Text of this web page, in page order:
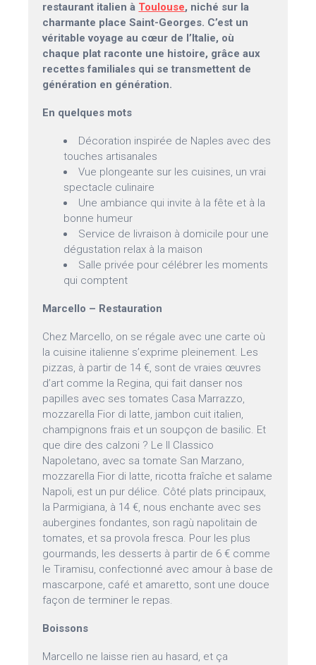
restaurant italien à Toulouse, niché sur la
charmante place Saint-Georges. C’est un
véritable voyage au cœur de l’Italie, où
chaque plat raconte une histoire, grâce aux
recettes familiales qui se transmettent de
génération en génération.
En quelques mots
Décoration inspirée de Naples avec des
touches artisanales
Vue plongeante sur les cuisines, un vrai
spectacle culinaire
Une ambiance qui invite à la fête et à la
bonne humeur
Service de livraison à domicile pour une
dégustation relax à la maison
Salle privée pour célébrer les moments
qui comptent
Marcello – Restauration
Chez Marcello, on se régale avec une carte où
la cuisine italienne s’exprime pleinement. Les
pizzas, à partir de 14 €, sont de vraies œuvres
d’art comme la Regina, qui fait danser nos
papilles avec ses tomates Casa Marrazzo,
mozzarella Fior di latte, jambon cuit italien,
champignons frais et un soupçon de basilic. Et
que dire des calzoni ? Le Il Classico
Napoletano, avec sa tomate San Marzano,
mozzarella Fior di latte, ricotta fraîche et salame
Napoli, est un pur délice. Côté plats principaux,
la Parmigiana, à 14 €, nous enchante avec ses
aubergines fondantes, son ragù napolitain de
tomates, et sa provola fresca. Pour les plus
gourmands, les desserts à partir de 6 € comme
le Tiramisu, confectionné avec amour à base de
mascarpone, café et amaretto, sont une douce
façon de terminer le repas.
Boissons
Marcello ne laisse rien au hasard, et ça